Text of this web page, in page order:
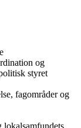
og
styret
fagområder og